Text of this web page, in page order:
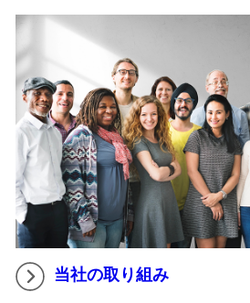
当社の取り組み